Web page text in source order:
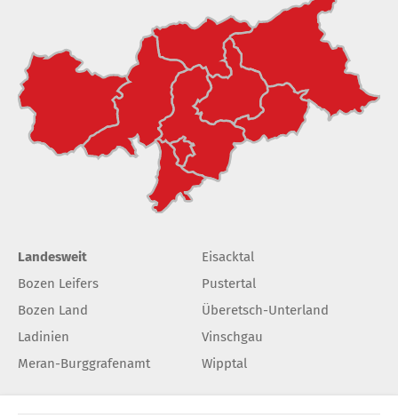
Landesweit
Bozen Leifers
Bozen Land
Ladinien
Meran-Burggrafenamt
Eisacktal
Pustertal
Überetsch-Unterland
Vinschgau
Wipptal